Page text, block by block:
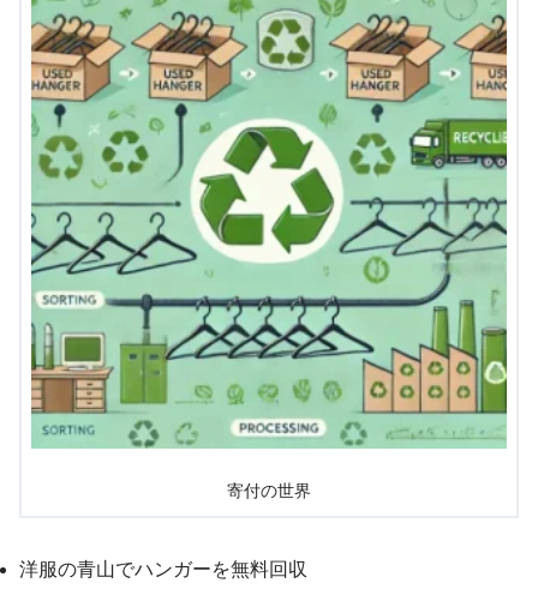
寄付の世界
洋服の青山でハンガーを無料回収